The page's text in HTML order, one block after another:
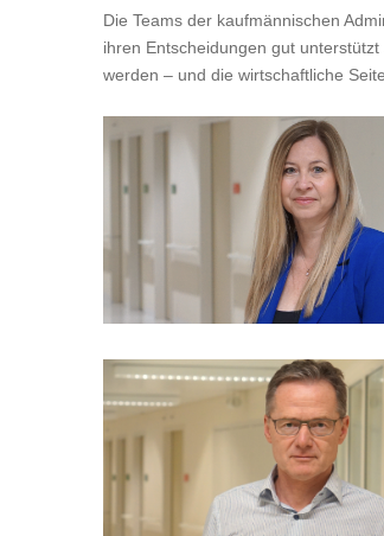
Die Teams der kaufmännischen
ihren Entscheidungen gut
werden – und die wirtschaftliche